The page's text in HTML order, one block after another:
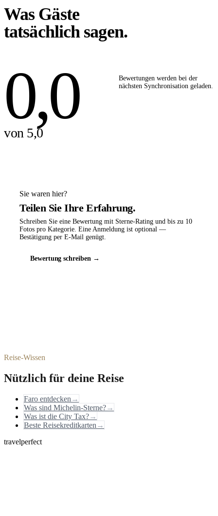
Was Gäste
tatsächlich sagen.
0,0
von 5,0
Bewertungen werden bei der
nächsten Synchronisation geladen.
Sie waren hier?
Teilen Sie Ihre Erfahrung.
Schreiben Sie eine Bewertung mit Sterne-Rating und bis zu 10
Fotos pro Kategorie. Eine Anmeldung ist optional —
Bestätigung per E-Mail genügt.
Bewertung schreiben →
Reise-Wissen
Nützlich für deine Reise
Faro entdecken →
Was sind Michelin-Sterne?→
Was ist die City Tax?→
Beste Reisekreditkarten →
travelperfect